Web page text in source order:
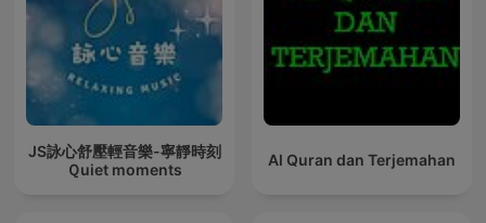
JS詠心舒壓輕音樂-寧靜時刻
Ｑuiet moments
Al Quran dan Terjemahan